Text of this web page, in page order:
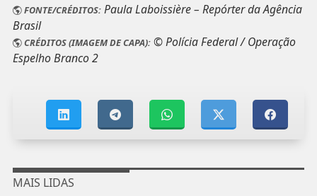
FONTE/CRÉDITOS:Paula Laboissière – Repórter da Agência
Brasil
CRÉDITOS (IMAGEM DE CAPA):© Polícia Federal / Operação
Espelho Branco 2
MAIS LIDAS